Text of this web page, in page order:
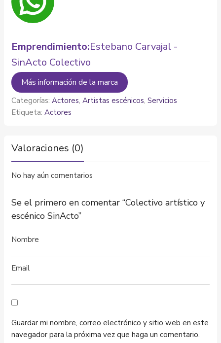
Emprendimiento:Estebano Carvajal -
SinActo Colectivo
Más información de la marca
Categorías: Actores, Artistas escénicos, Servicios
Etiqueta: Actores
Valoraciones (0)
No hay aún comentarios
Se el primero en comentar “Colectivo artístico y
escénico SinActo”
Guardar mi nombre, correo electrónico y sitio web en este
navegador para la próxima vez que haga un comentario.